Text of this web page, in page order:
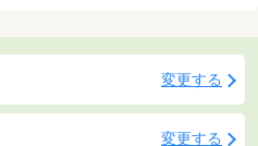
ある土地を購入しましょう。
変更する
変更する